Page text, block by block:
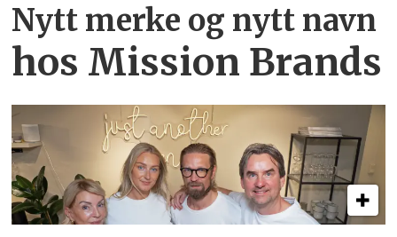
Nytt merke og nytt navn
hos Mission Brands